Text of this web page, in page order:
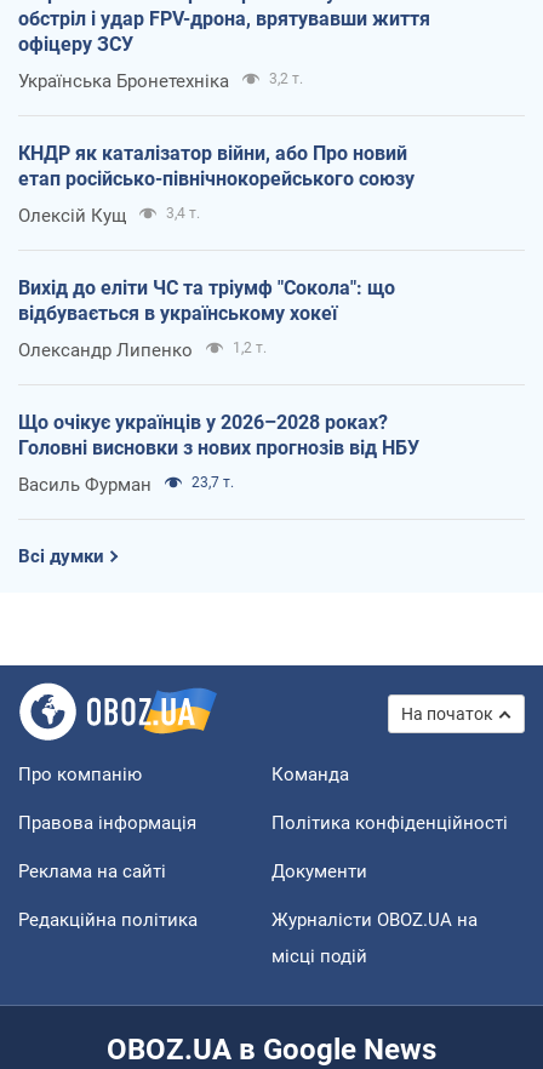
обстріл і удар FPV-дрона, врятувавши життя
офіцеру ЗСУ
Українська Бронетехніка 3,2 т.
КНДР як каталізатор війни, або Про новий
етап російсько-північнокорейського союзу
Олексій Кущ 3,4 т.
Вихід до еліти ЧС та тріумф "Сокола": що
відбувається в українському хокеї
Олександр Липенко 1,2 т.
Що очікує українців у 2026–2028 роках?
Головні висновки з нових прогнозів від НБУ
Василь Фурман 23,7 т.
Всі думки
На початок
Про компанію Команда
Правова інформація Політика конфіденційності
Реклама на сайті Документи
Редакційна політика
Журналісти OBOZ.UA на
місці подій
OBOZ.UA в Google News